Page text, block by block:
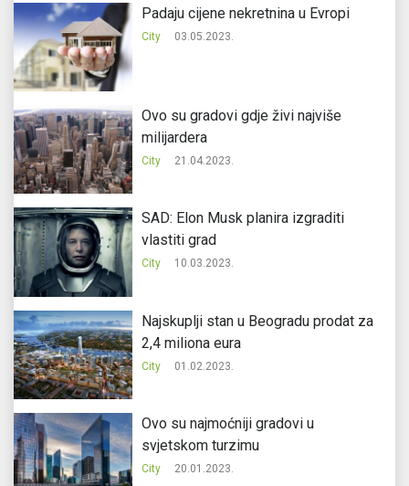
Padaju cijene nekretnina u Evropi
City 03.05.2023.
Ovo su gradovi gdje živi najviše
milijardera
City 21.04.2023.
SAD: Elon Musk planira izgraditi
vlastiti grad
City 10.03.2023.
Najskuplji stan u Beogradu prodat za
2,4 miliona eura
City 01.02.2023.
Ovo su najmoćniji gradovi u
svjetskom turzimu
City 20.01.2023.